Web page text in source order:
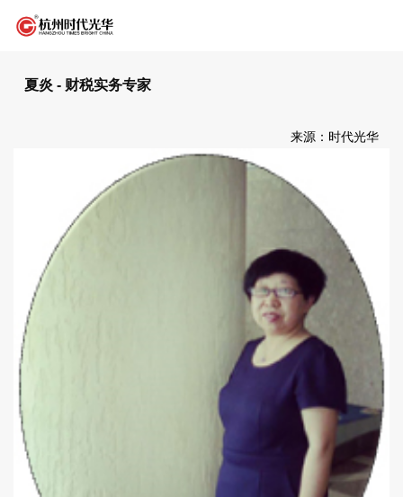
夏炎 - 财税实务专家
来源：时代光华